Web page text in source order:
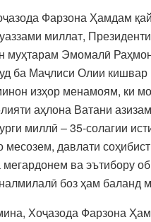
Фарзона Ҳамдам
миллат,
муҳтарам Эмомалӣ
ба Маҷлиси Олии кишвар
изҳор менамоям, ки
аҳлона Ватани
миллӣ – 35-солагии
месозем, давлати
ва эътибору
боз ҳам баланд
Хоҷазода Фарзона